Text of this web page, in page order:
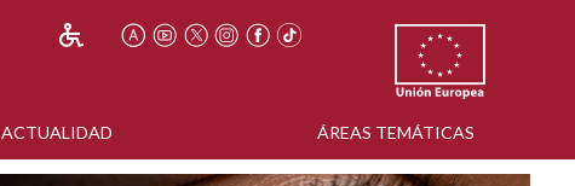
ACTUALIDAD ÁREAS TEMÁTICAS